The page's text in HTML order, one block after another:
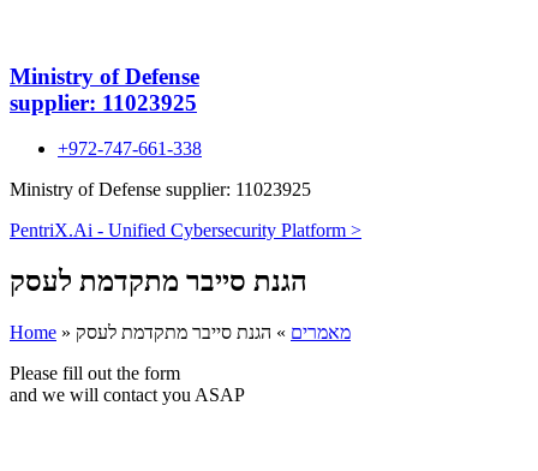
Ministry of Defense
supplier: 11023925
+972-747-661-338
Ministry of Defense supplier: 11023925
PentriX.Ai - Unified Cybersecurity Platform >
הגנת סייבר מתקדמת לעסק
Home » מאמרים » הגנת סייבר מתקדמת לעסק
Please fill out the form
and we will contact you ASAP